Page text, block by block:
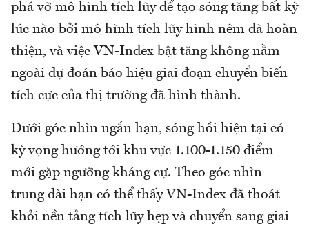
phá vỡ mô hình tích lũy để tạo sóng tăng bất kỳ
lúc nào bởi mô hình tích lũy hình nêm đã hoàn
thiện, và việc VN-Index bật tăng không nằm
ngoài dự đoán báo hiệu giai đoạn chuyển biến
tích cực của thị trường đã hình thành.
Dưới góc nhìn ngắn hạn, sóng hồi hiện tại có
kỳ vọng hướng tới khu vực 1.100-1.150 điểm
mới gặp ngưỡng kháng cự. Theo góc nhìn
trung dài hạn có thể thấy VN-Index đã thoát
khỏi nền tảng tích lũy hẹp và chuyển sang giai